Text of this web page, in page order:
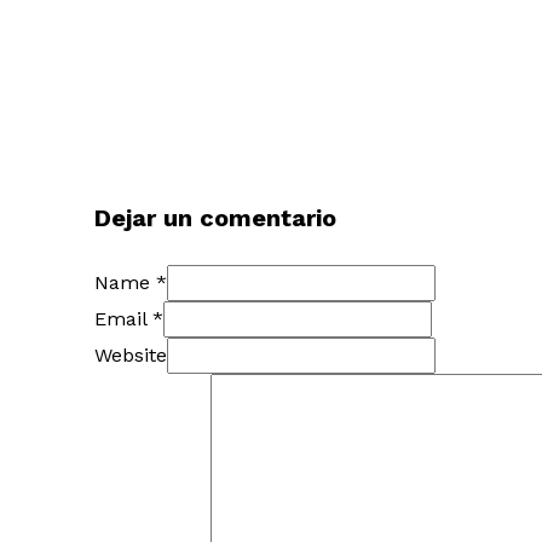
Dejar un comentario
Name *
Email *
Website